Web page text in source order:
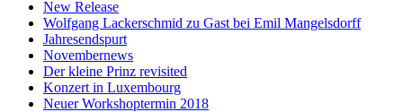
New Release
Wolfgang Lackerschmid zu Gast bei Emil Mangelsdorff
Jahresendspurt
Novembernews
Der kleine Prinz revisited
Konzert in Luxembourg
Neuer Workshoptermin 2018